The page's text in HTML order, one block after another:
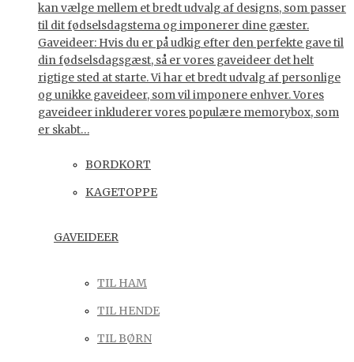
kan vælge mellem et bredt udvalg af designs, som passer
til dit fødselsdagstema og imponerer dine gæster.
Gaveideer: Hvis du er på udkig efter den perfekte gave til
din fødselsdagsgæst, så er vores gaveideer det helt
rigtige sted at starte. Vi har et bredt udvalg af personlige
og unikke gaveideer, som vil imponere enhver. Vores
gaveideer inkluderer vores populære memorybox, som
er skabt…
BORDKORT
KAGETOPPE
GAVEIDEER
TIL HAM
TIL HENDE
TIL BØRN